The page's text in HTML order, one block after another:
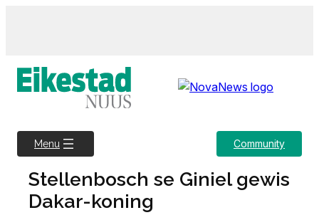
Menu Community
Stellenbosch se Giniel gewis
Dakar-koning